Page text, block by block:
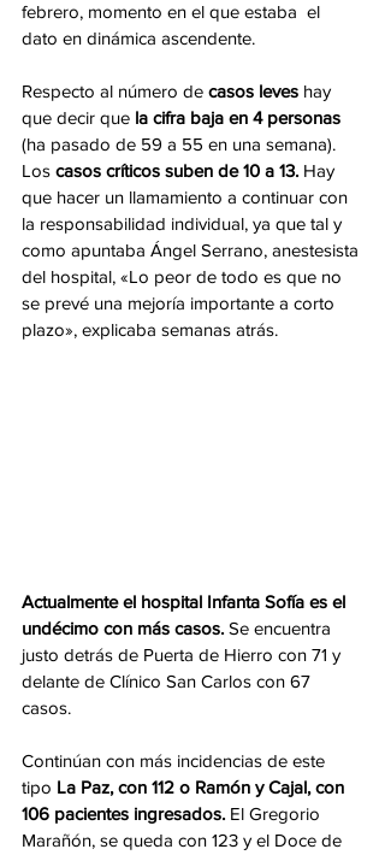
febrero, momento en el que estaba  el
dato en dinámica ascendente.
Respecto al número de casos leves hay
que decir que la cifra baja en 4 personas
(ha pasado de 59 a 55 en una semana).
Los casos críticos suben de 10 a 13. Hay
que hacer un llamamiento a continuar con
la responsabilidad individual, ya que tal y
como apuntaba Ángel Serrano, anestesista
del hospital, «Lo peor de todo es que no
se prevé una mejoría importante a corto
plazo», explicaba semanas atrás.
Actualmente el hospital Infanta Sofía es el
undécimo con más casos. Se encuentra
justo detrás de Puerta de Hierro con 71 y
delante de Clínico San Carlos con 67
casos.
Continúan con más incidencias de este
tipo La Paz, con 112 o Ramón y Cajal, con
106 pacientes ingresados. El Gregorio
Marañón, se queda con 123 y el Doce de